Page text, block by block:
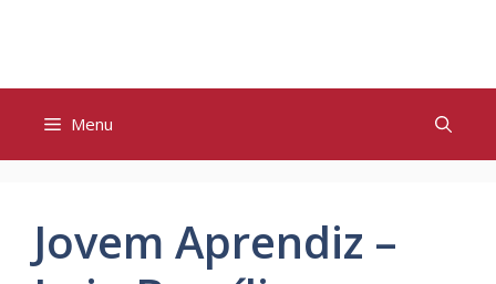
conteúdo
Menu
Jovem Aprendiz –